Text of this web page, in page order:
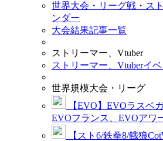
世界大会・リーグ戦・ス
ンダー
大会結果記事一覧
ストリーマー、Vtuber
ストリーマー、Vtuberイ
世界規模大会・リーグ
【EVO】EVOラスベ
EVOフランス、EVOアワ
【スト6/鉄拳8/餓狼